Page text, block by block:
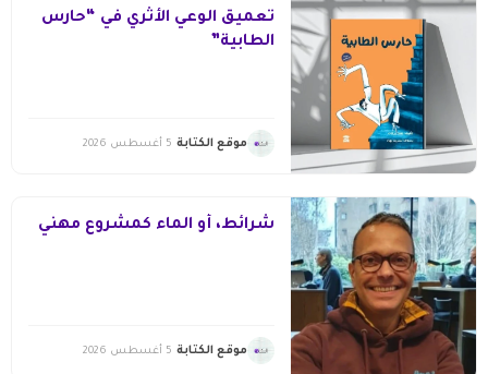
تعميق الوعي الأثري في “حارس
الطابية”
موقع الكتابة 5 أغسطس 2026
شرائط، أو الماء كمشروع مهني
موقع الكتابة 5 أغسطس 2026